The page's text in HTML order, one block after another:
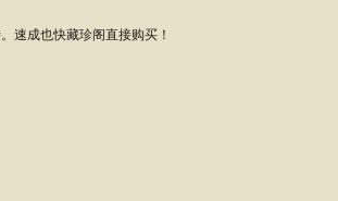
成也快藏珍阁直接购买！